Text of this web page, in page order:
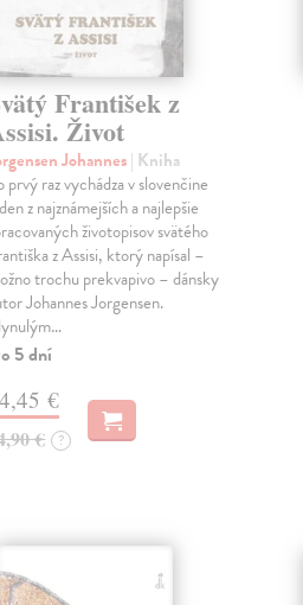
František z
Život
Johannes| Kniha
prvý raz vychádza v slovenčine
z najznámejších a najlepšie
životopisov svätého
z Assisi, ktorý napísal –
trochu prekvapivo – dánsky
Johannes Jorgensen.
5 dní
€
€ ?